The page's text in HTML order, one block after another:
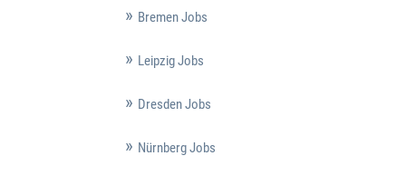
Bremen Jobs
Leipzig Jobs
Dresden Jobs
Nürnberg Jobs